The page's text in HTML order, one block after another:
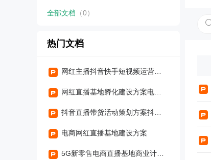
全部文档 （0）
热门文档
网红主播抖音快手短视频运营方案全案教程.pptx
网红直播基地孵化建设方案电商直播基地建设方案
抖音直播带货活动策划方案抖音直播卖货方案抖音直播电商策划案
电商网红直播基地建设方案
5G新零售电商直播基地商业计划书网红电商主播直播基地孵化方案